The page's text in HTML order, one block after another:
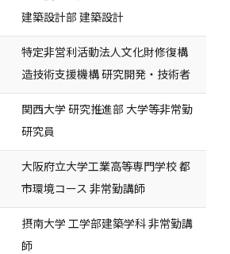
建築設計部 建築設計
特定非営利活動法人文化財修復構
造技術支援機構 研究開発・技術者
関西大学 研究推進部 大学等非常勤
研究員
大阪府立大学工業高等専門学校 都
市環境コース 非常勤講師
摂南大学 工学部建築学科 非常勤講
師